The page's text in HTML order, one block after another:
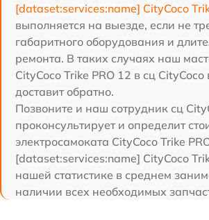
[dataset:services:name] CityCoco
выполняется на выезде, если не
габаритного оборудования и
ремонта. В таких случаях наш
CityCoco Trike PRO 12 в сц CityCoco
доставит обратно.
Позвоните и наш сотрудник сц
проконсультирует и определит
электросамоката CityCoco Trike
[dataset:services:name] CityCoco
нашей статистике в среднем
наличии всех необходимых